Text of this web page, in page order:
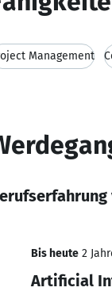
Management
Bis heute 2
Artificial